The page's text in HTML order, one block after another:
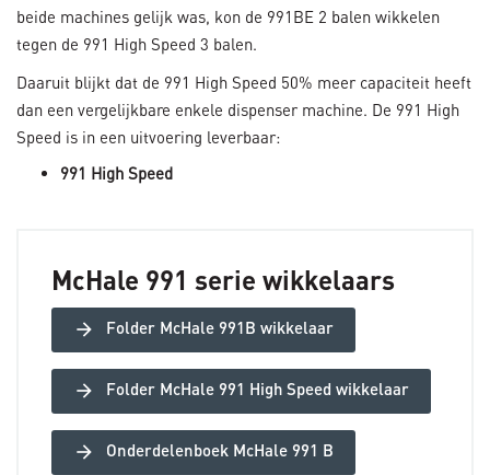
beide machines gelijk was, kon de 991BE 2 balen wikkelen
tegen de 991 High Speed 3 balen.
Daaruit blijkt dat de 991 High Speed 50% meer capaciteit heeft
dan een vergelijkbare enkele dispenser machine. De 991 High
Speed is in een uitvoering leverbaar:
991 High Speed
McHale 991 serie wikkelaars
arrow_forward Folder McHale 991B wikkelaar
arrow_forward Folder McHale 991 High Speed wikkelaar
arrow_forward Onderdelenboek McHale 991 B